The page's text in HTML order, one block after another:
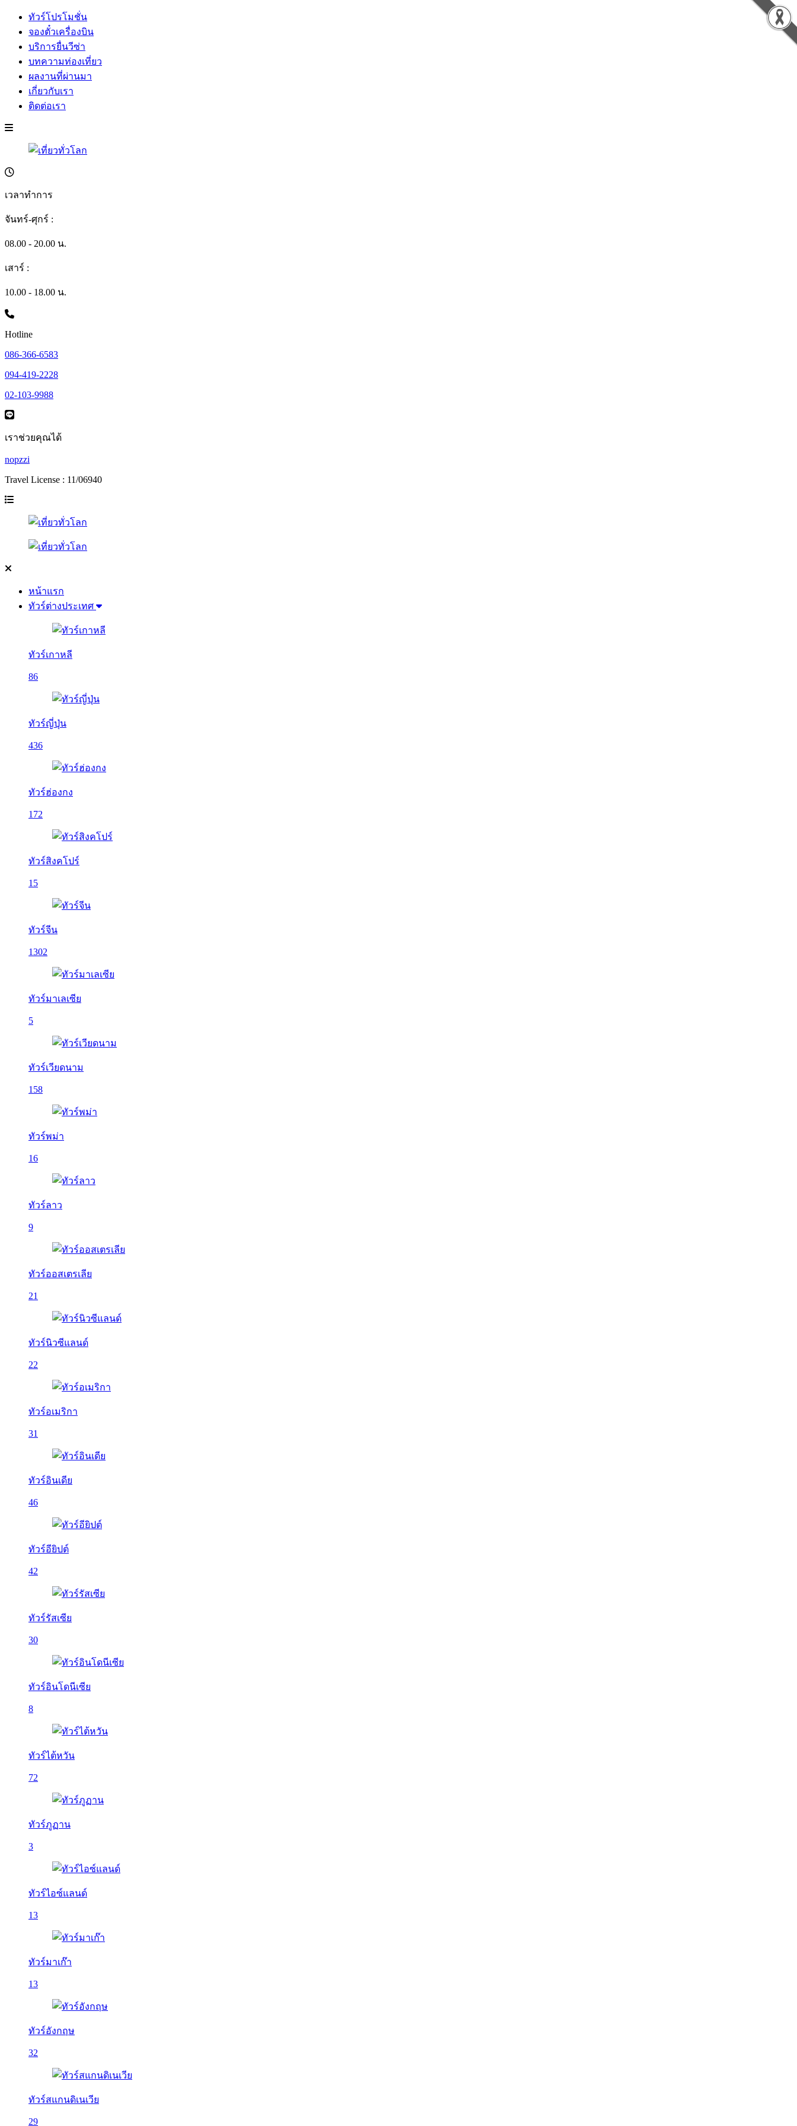
ทัวร์โปรโมชั่น
จองตั๋วเครื่องบิน
บริการยื่นวีซ่า
บทความท่องเที่ยว
ผลงานที่ผ่านมา
เกี่ยวกับเรา
ติดต่อเรา
เวลาทำการ
จันทร์-ศุกร์ :
08.00 - 20.00 น.
เสาร์ :
10.00 - 18.00 น.
Hotline
086-366-6583
094-419-2228
02-103-9988
เราช่วยคุณได้
nopzzi
Travel License : 11/06940
หน้าแรก
ทัวร์ต่างประเทศ
ทัวร์เกาหลี
86
ทัวร์ญี่ปุ่น
436
ทัวร์ฮ่องกง
172
ทัวร์สิงคโปร์
15
ทัวร์จีน
1302
ทัวร์มาเลเซีย
5
ทัวร์เวียดนาม
158
ทัวร์พม่า
16
ทัวร์ลาว
9
ทัวร์ออสเตรเลีย
21
ทัวร์นิวซีแลนด์
22
ทัวร์อเมริกา
31
ทัวร์อินเดีย
46
ทัวร์อียิปต์
42
ทัวร์รัสเซีย
30
ทัวร์อินโดนีเซีย
8
ทัวร์ไต้หวัน
72
ทัวร์ภูฏาน
3
ทัวร์ไอซ์แลนด์
13
ทัวร์มาเก๊า
13
ทัวร์อังกฤษ
32
ทัวร์สแกนดิเนเวีย
29